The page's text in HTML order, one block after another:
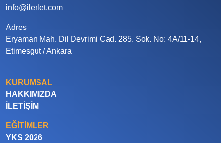
info@ilerlet.com
Adres
Eryaman Mah. Dil Devrimi Cad. 285. Sok. No: 4A/11-14,
Etimesgut / Ankara
KURUMSAL
HAKKIMIZDA
İLETIŞIM
EĞITIMLER
YKS 2026